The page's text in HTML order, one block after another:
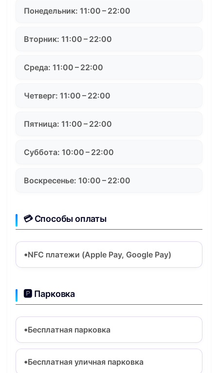
Понедельник: 11:00 – 22:00
Вторник: 11:00 – 22:00
Среда: 11:00 – 22:00
Четверг: 11:00 – 22:00
Пятница: 11:00 – 22:00
Суббота: 10:00 – 22:00
Воскресенье: 10:00 – 22:00
💳 Способы оплаты
NFC платежи (Apple Pay, Google Pay)
🅿️ Парковка
Бесплатная парковка
Бесплатная уличная парковка